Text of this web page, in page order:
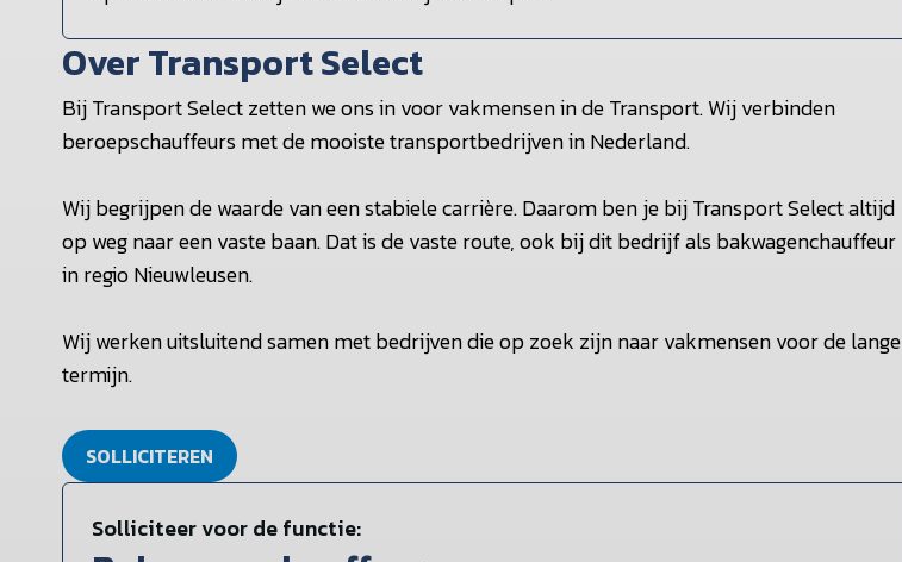
Over Transport Select
Bij Transport Select zetten we ons in voor vakmensen in de Transport. Wij verbinden
beroepschauffeurs met de mooiste transportbedrijven in Nederland.
Wij begrijpen de waarde van een stabiele carrière. Daarom ben je bij Transport Select altijd
op weg naar een vaste baan. Dat is de vaste route, ook bij dit bedrijf als bakwagenchauffeur
in regio Nieuwleusen.
Wij werken uitsluitend samen met bedrijven die op zoek zijn naar vakmensen voor de lange
termijn.
SOLLICITEREN
Solliciteer voor de functie: